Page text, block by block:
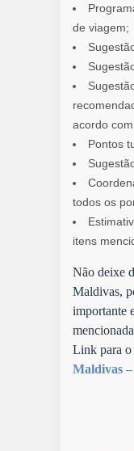
de viagem;
acordo
Pontos
todos os
itens
Não deixe
Maldivas,
importante
Link para o
Maldivas